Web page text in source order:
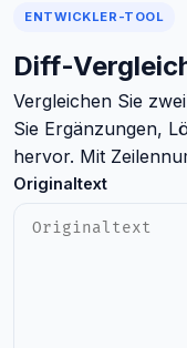
ENTWICKLER-TOOL
Diff-
Vergleichen Sie
Sie Ergänzungen,
hervor. Mit
Originaltext